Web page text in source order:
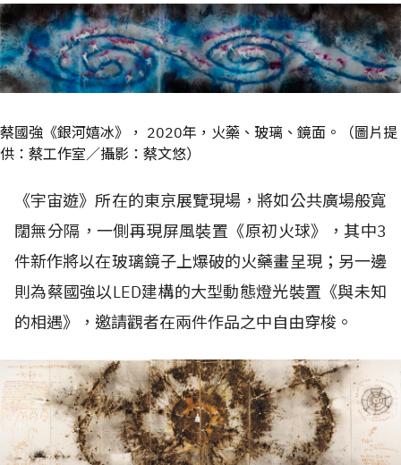
蔡國強《銀河嬉冰》， 2020年，火藥、玻璃、鏡面。（圖片提
供：蔡工作室／攝影：蔡文悠）
《宇宙遊》所在的東京展覽現場，將如公共廣場般寬
闊無分隔，一側再現屏風裝置《原初火球》，其中3
件新作將以在玻璃鏡子上爆破的火藥畫呈現；另一邊
則為蔡國強以LED建構的大型動態燈光裝置《與未知
的相遇》，邀請觀者在兩件作品之中自由穿梭。